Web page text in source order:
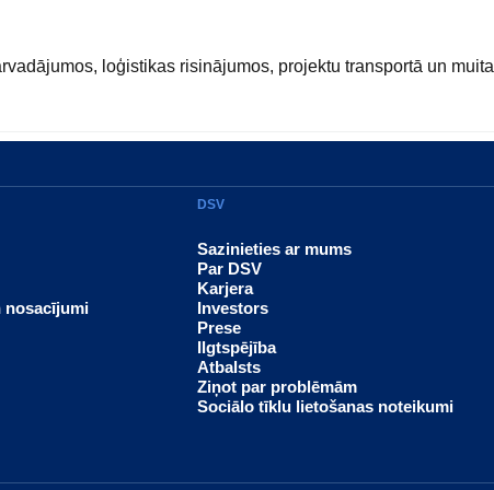
loģistikas risinājumos, projektu transportā un
nosacījumi
DSV
Sazinieties ar mums
Par DSV
Karjera
Investors
Prese
Ilgtspējība
Atbalsts
Ziņot par problēmām
Sociālo tīklu lietošanas noteikumi